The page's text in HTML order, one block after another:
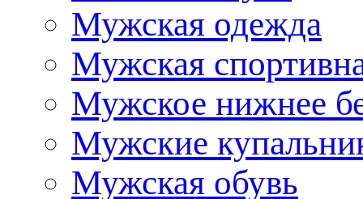
Мужская одежда
Мужская
Мужское нижнее
Мужские
Мужская обувь